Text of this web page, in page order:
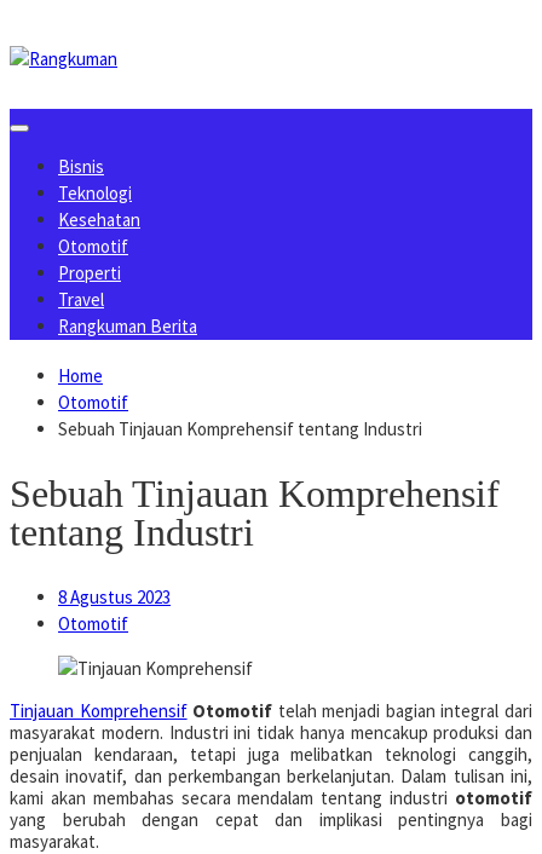
to
content
Bisnis
Teknologi
Kesehatan
Otomotif
Properti
Travel
Rangkuman Berita
Home
Otomotif
Sebuah Tinjauan Komprehensif tentang Industri
Sebuah Tinjauan Komprehensif
tentang Industri
8 Agustus 2023
Otomotif
Tinjauan KomprehensifOtomotif telah menjadi bagian integral dari
masyarakat modern. Industri ini tidak hanya mencakup produksi dan
penjualan kendaraan, tetapi juga melibatkan teknologi canggih,
desain inovatif, dan perkembangan berkelanjutan. Dalam tulisan ini,
kami akan membahas secara mendalam tentang industri otomotif
yang berubah dengan cepat dan implikasi pentingnya bagi
masyarakat.